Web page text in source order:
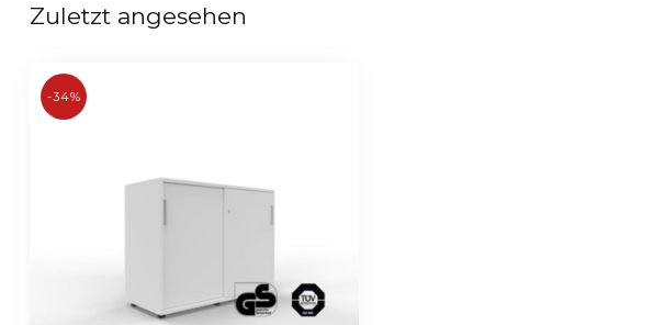
Zuletzt angesehen
-34%